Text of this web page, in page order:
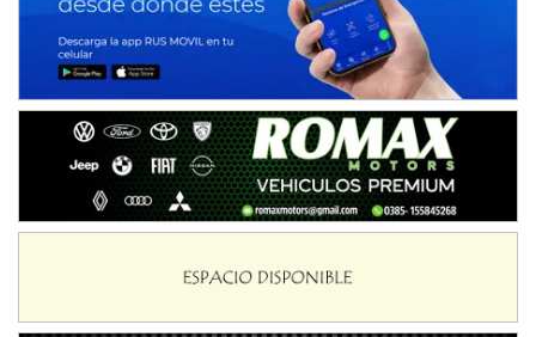
TUCUMANO - F5
Juan Navarro (Asfalto)
El Timbó (Tucumán)
COBERTURA ESPECIAL DE E-KART.COM.AR
IAME SERIES ARGENTINA 6
Ramiro Tot (Asfalto)
Baradero (Buenos Aires)
Trenque Lauquen (Buenos Aires)